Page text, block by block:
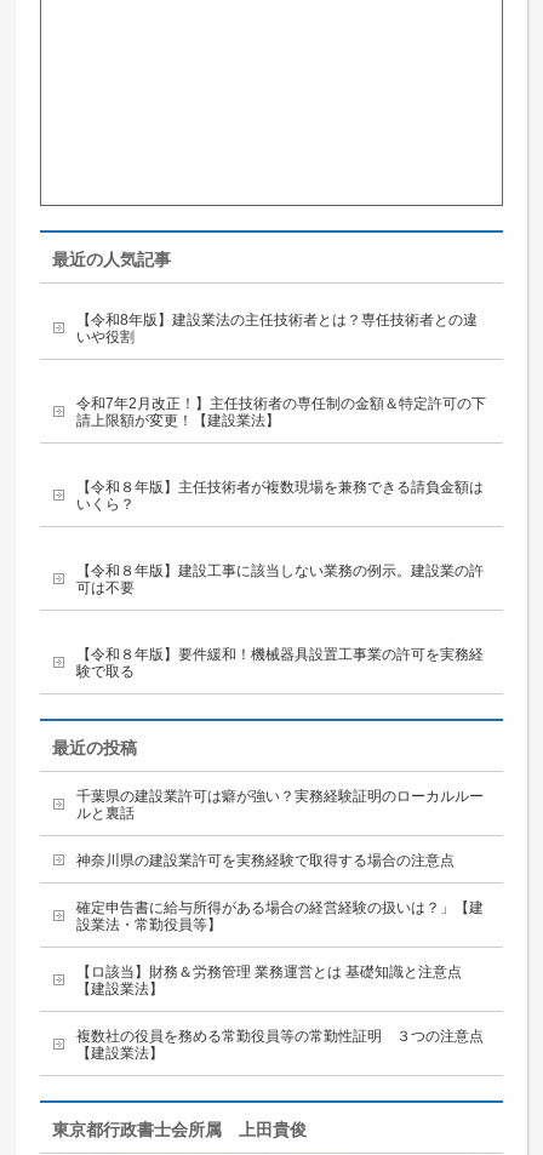
最近の人気記事
【令和8年版】建設業法の主任技術者とは？専任技術者との違
いや役割
令和7年2月改正！】主任技術者の専任制の金額＆特定許可の下
請上限額が変更！【建設業法】
【令和８年版】主任技術者が複数現場を兼務できる請負金額は
いくら？
【令和８年版】建設工事に該当しない業務の例示。建設業の許
可は不要
【令和８年版】要件緩和！機械器具設置工事業の許可を実務経
験で取る
最近の投稿
千葉県の建設業許可は癖が強い？実務経験証明のローカルルー
ルと裏話
神奈川県の建設業許可を実務経験で取得する場合の注意点
確定申告書に給与所得がある場合の経営経験の扱いは？」【建
設業法・常勤役員等】
【ロ該当】財務＆労務管理 業務運営とは 基礎知識と注意点
【建設業法】
複数社の役員を務める常勤役員等の常勤性証明 ３つの注意点
【建設業法】
東京都行政書士会所属 上田貴俊